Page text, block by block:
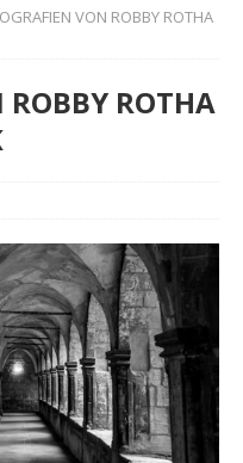
VON ROBBY ROTHA
ROBBY ROTHA